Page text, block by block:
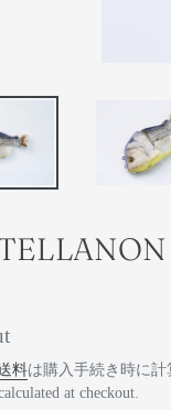
料は購入手続き時に計
at checkout.